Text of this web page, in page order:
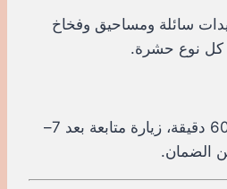
سائلة ومساحيق وفخاخ
كل نوع حشرة.
تهوية لمدة 60 دقيقة، زيارة متابعة بعد 7–